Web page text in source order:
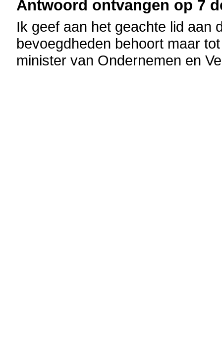
Antwoord ontvangen op 7
Ik geef aan het geachte lid aan
bevoegdheden behoort maar
minister van Ondernemen en